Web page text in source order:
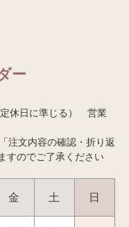
ー
定休日に準じる） 営業
注文内容の確認・折り返
すのでご了承ください
金 土 日